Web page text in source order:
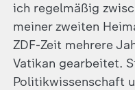
ich regelmäßig
meiner zweiten
ZDF-Zeit mehrere
Vatikan gearbeitet.
Politikwissenschaft